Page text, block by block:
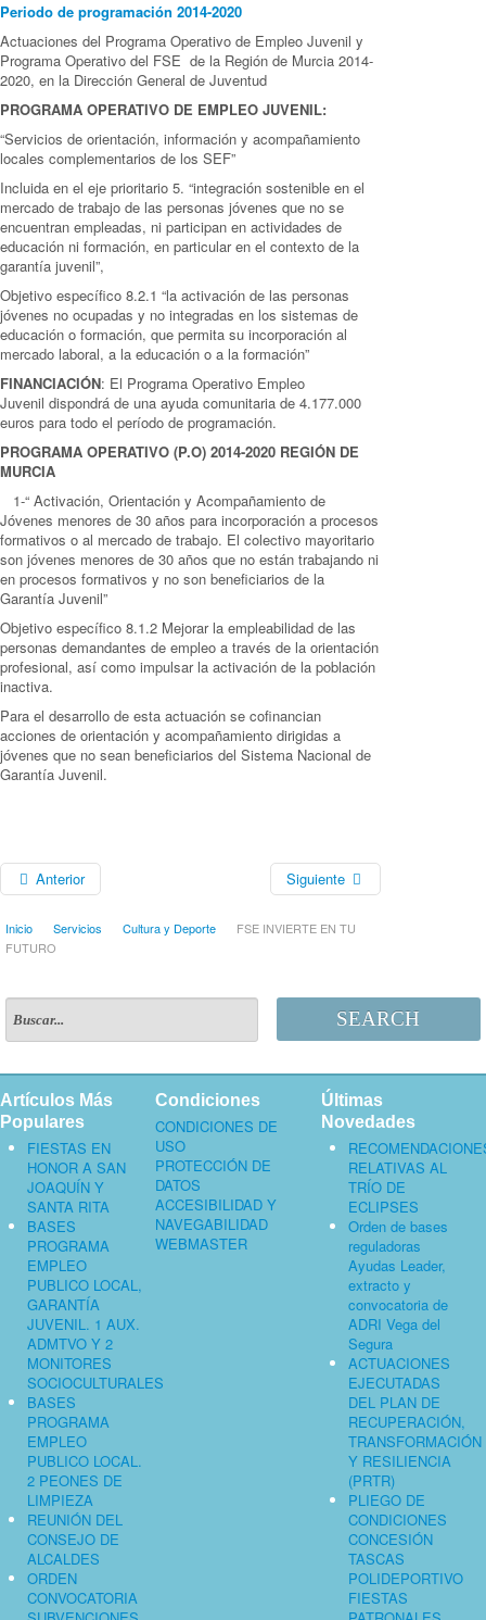
Periodo de programación 2014-2020
Actuaciones del Programa Operativo de Empleo Juvenil y
Programa Operativo del FSE de la Región de Murcia 2014-
2020, en la Dirección General de Juventud
PROGRAMA OPERATIVO DE EMPLEO JUVENIL:
“Servicios de orientación, información y acompañamiento
locales complementarios de los SEF”
Incluida en el eje prioritario 5. “integración sostenible en el
mercado de trabajo de las personas jóvenes que no se
encuentran empleadas, ni participan en actividades de
educación ni formación, en particular en el contexto de la
garantía juvenil”,
Objetivo específico 8.2.1 “la activación de las personas
jóvenes no ocupadas y no integradas en los sistemas de
educación o formación, que permita su incorporación al
mercado laboral, a la educación o a la formación”
FINANCIACIÓN: El Programa Operativo Empleo
Juvenil dispondrá de una ayuda comunitaria de 4.177.000
euros para todo el período de programación.
PROGRAMA OPERATIVO (P.O) 2014-2020 REGIÓN DE
MURCIA
1-“ Activación, Orientación y Acompañamiento de
Jóvenes menores de 30 años para incorporación a procesos
formativos o al mercado de trabajo. El colectivo mayoritario
son jóvenes menores de 30 años que no están trabajando ni
en procesos formativos y no son beneficiarios de la
Garantía Juvenil”
Objetivo específico 8.1.2 Mejorar la empleabilidad de las
personas demandantes de empleo a través de la orientación
profesional, así como impulsar la activación de la población
inactiva.
Para el desarrollo de esta actuación se cofinancian
acciones de orientación y acompañamiento dirigidas a
jóvenes que no sean beneficiarios del Sistema Nacional de
Garantía Juvenil.
Anterior Siguiente
Inicio Servicios Cultura y Deporte
FSE INVIERTE EN TU
FUTURO
SEARCH
Artículos Más
Populares
FIESTAS EN
HONOR A SAN
JOAQUÍN Y
SANTA RITA
BASES
PROGRAMA
EMPLEO
PUBLICO LOCAL,
GARANTÍA
JUVENIL. 1 AUX.
ADMTVO Y 2
MONITORES
SOCIOCULTURALES
BASES
PROGRAMA
EMPLEO
PUBLICO LOCAL.
2 PEONES DE
LIMPIEZA
REUNIÓN DEL
CONSEJO DE
ALCALDES
ORDEN
CONVOCATORIA
Condiciones
CONDICIONES DE
USO
PROTECCIÓN DE
DATOS
ACCESIBILIDAD Y
NAVEGABILIDAD
WEBMASTER
Últimas
Novedades
RELATIVAS AL
TRÍO DE
ECLIPSES
Orden de bases
reguladoras
Ayudas Leader,
extracto y
convocatoria de
ADRI Vega del
Segura
ACTUACIONES
EJECUTADAS
DEL PLAN DE
RECUPERACIÓN,
TRANSFORMACIÓN
Y RESILIENCIA
(PRTR)
PLIEGO DE
CONDICIONES
CONCESIÓN
TASCAS
POLIDEPORTIVO
FIESTAS